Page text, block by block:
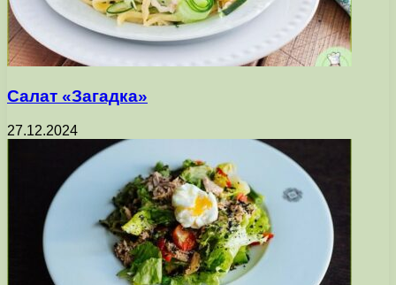
Салат «Загадка»
27.12.2024